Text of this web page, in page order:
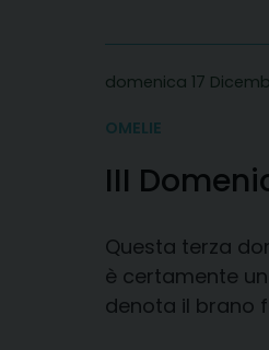
domenica 17
OMELIE
III
Questa terza
è certamente
denota il brano